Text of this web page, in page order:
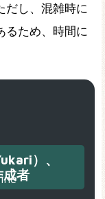
だし、混雑時に
るため、時間に
）、
者